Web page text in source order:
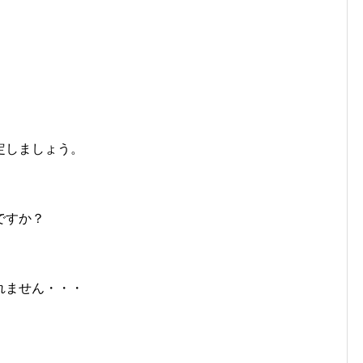
ましょう。
か？
せん・・・